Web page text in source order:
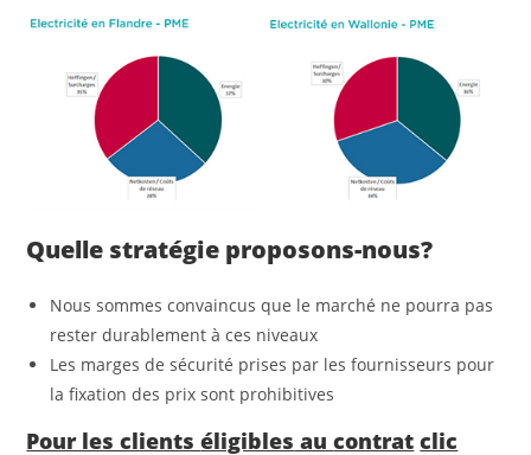
Quelle stratégie proposons-nous?
Nous sommes convaincus que le marché ne pourra pas
rester durablement à ces niveaux
Les marges de sécurité prises par les fournisseurs pour
la fixation des prix sont prohibitives
Pour les clientséligibles aucontrat clic